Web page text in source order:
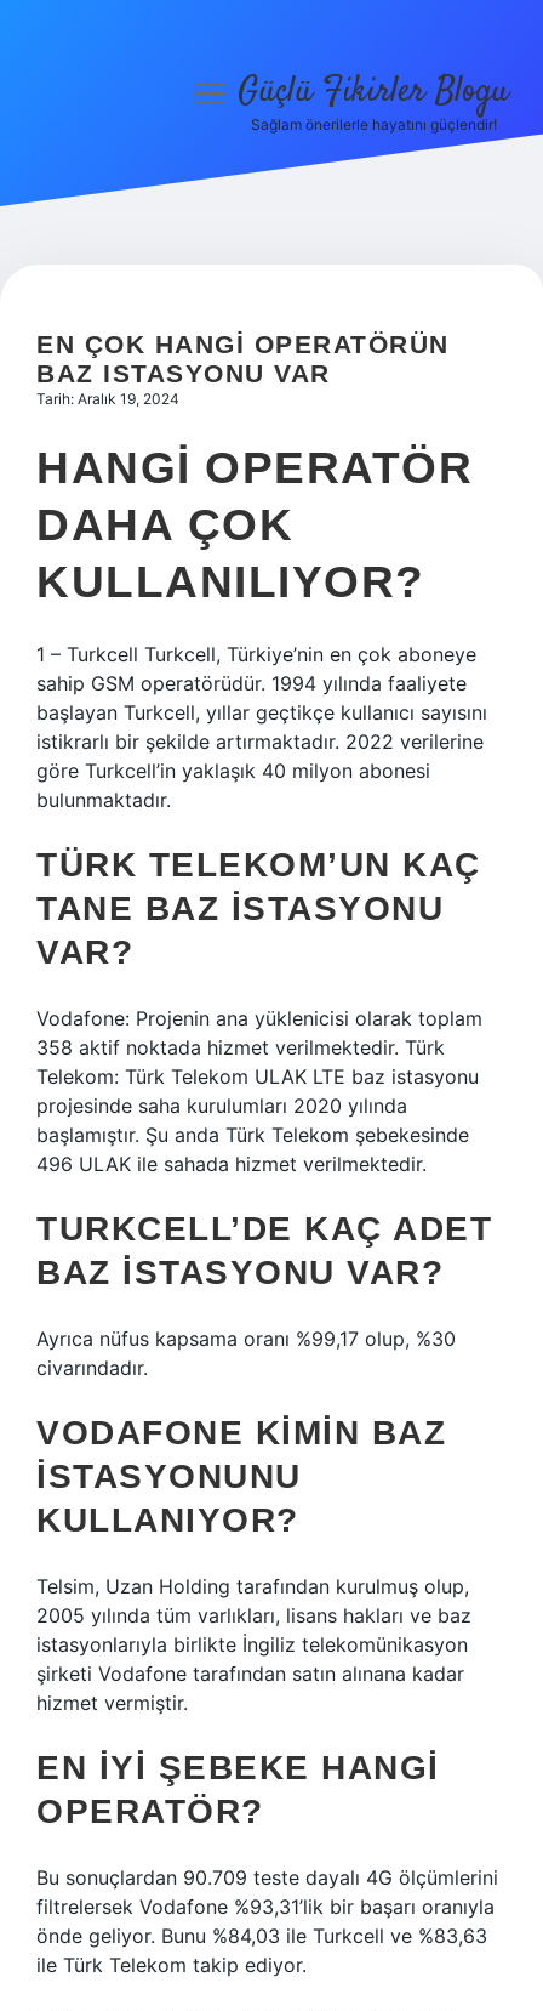
Hakkımızda
menüyüGüçlü Fikirler Blogu
Sağlam önerilerle hayatını güçlendir!
EN ÇOK HANGI OPERATÖRÜN
BAZ ISTASYONU VAR
Tarih: Aralık 19, 2024
HANGI OPERATÖR
DAHA ÇOK
KULLANILIYOR?
1 – Turkcell Turkcell, Türkiye’nin en çok aboneye
sahip GSM operatörüdür. 1994 yılında faaliyete
başlayan Turkcell, yıllar geçtikçe kullanıcı sayısını
istikrarlı bir şekilde artırmaktadır. 2022 verilerine
göre Turkcell’in yaklaşık 40 milyon abonesi
bulunmaktadır.
TÜRK TELEKOM’UN KAÇ
TANE BAZ ISTASYONU
VAR?
Vodafone: Projenin ana yüklenicisi olarak toplam
358 aktif noktada hizmet verilmektedir. Türk
Telekom: Türk Telekom ULAK LTE baz istasyonu
projesinde saha kurulumları 2020 yılında
başlamıştır. Şu anda Türk Telekom şebekesinde
496 ULAK ile sahada hizmet verilmektedir.
TURKCELL’DE KAÇ ADET
BAZ ISTASYONU VAR?
Ayrıca nüfus kapsama oranı %99,17 olup, %30
civarındadır.
VODAFONE KIMIN BAZ
ISTASYONUNU
KULLANIYOR?
Telsim, Uzan Holding tarafından kurulmuş olup,
2005 yılında tüm varlıkları, lisans hakları ve baz
istasyonlarıyla birlikte İngiliz telekomünikasyon
şirketi Vodafone tarafından satın alınana kadar
hizmet vermiştir.
EN IYI ŞEBEKE HANGI
OPERATÖR?
Bu sonuçlardan 90.709 teste dayalı 4G ölçümlerini
filtrelersek Vodafone %93,31’lik bir başarı oranıyla
önde geliyor. Bunu %84,03 ile Turkcell ve %83,63
ile Türk Telekom takip ediyor.